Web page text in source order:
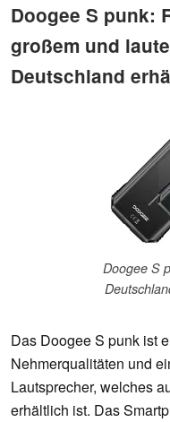
Doogee S punk:
großem und
Deutschland
Doogee S
Das Doogee S punk ist
Nehmerqualitäten und
Lautsprecher, welches
erhältlich ist. Das